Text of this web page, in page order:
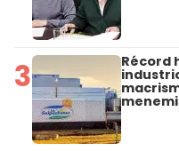
3 Récord